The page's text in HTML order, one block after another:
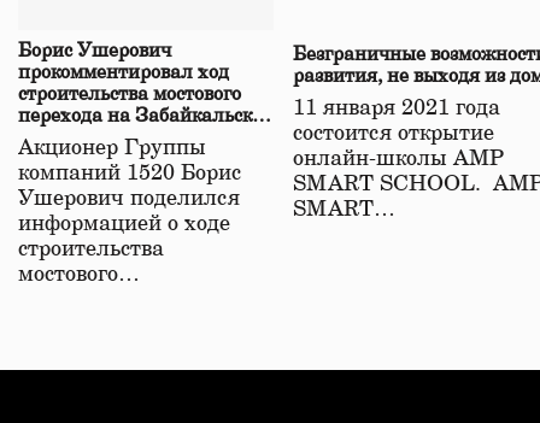
Борис Ушерович
прокомментировал ход
строительства мостового
перехода на Забайкальской
железной дороге
Акционер Группы
компаний 1520 Борис
Ушерович поделился
информацией о ходе
строительства
мостового…
Безграничные
развития, не выходя из
11 января 2021 года
состоится открытие
онлайн-школы АМР
SMART SCHOOL.
SMART…